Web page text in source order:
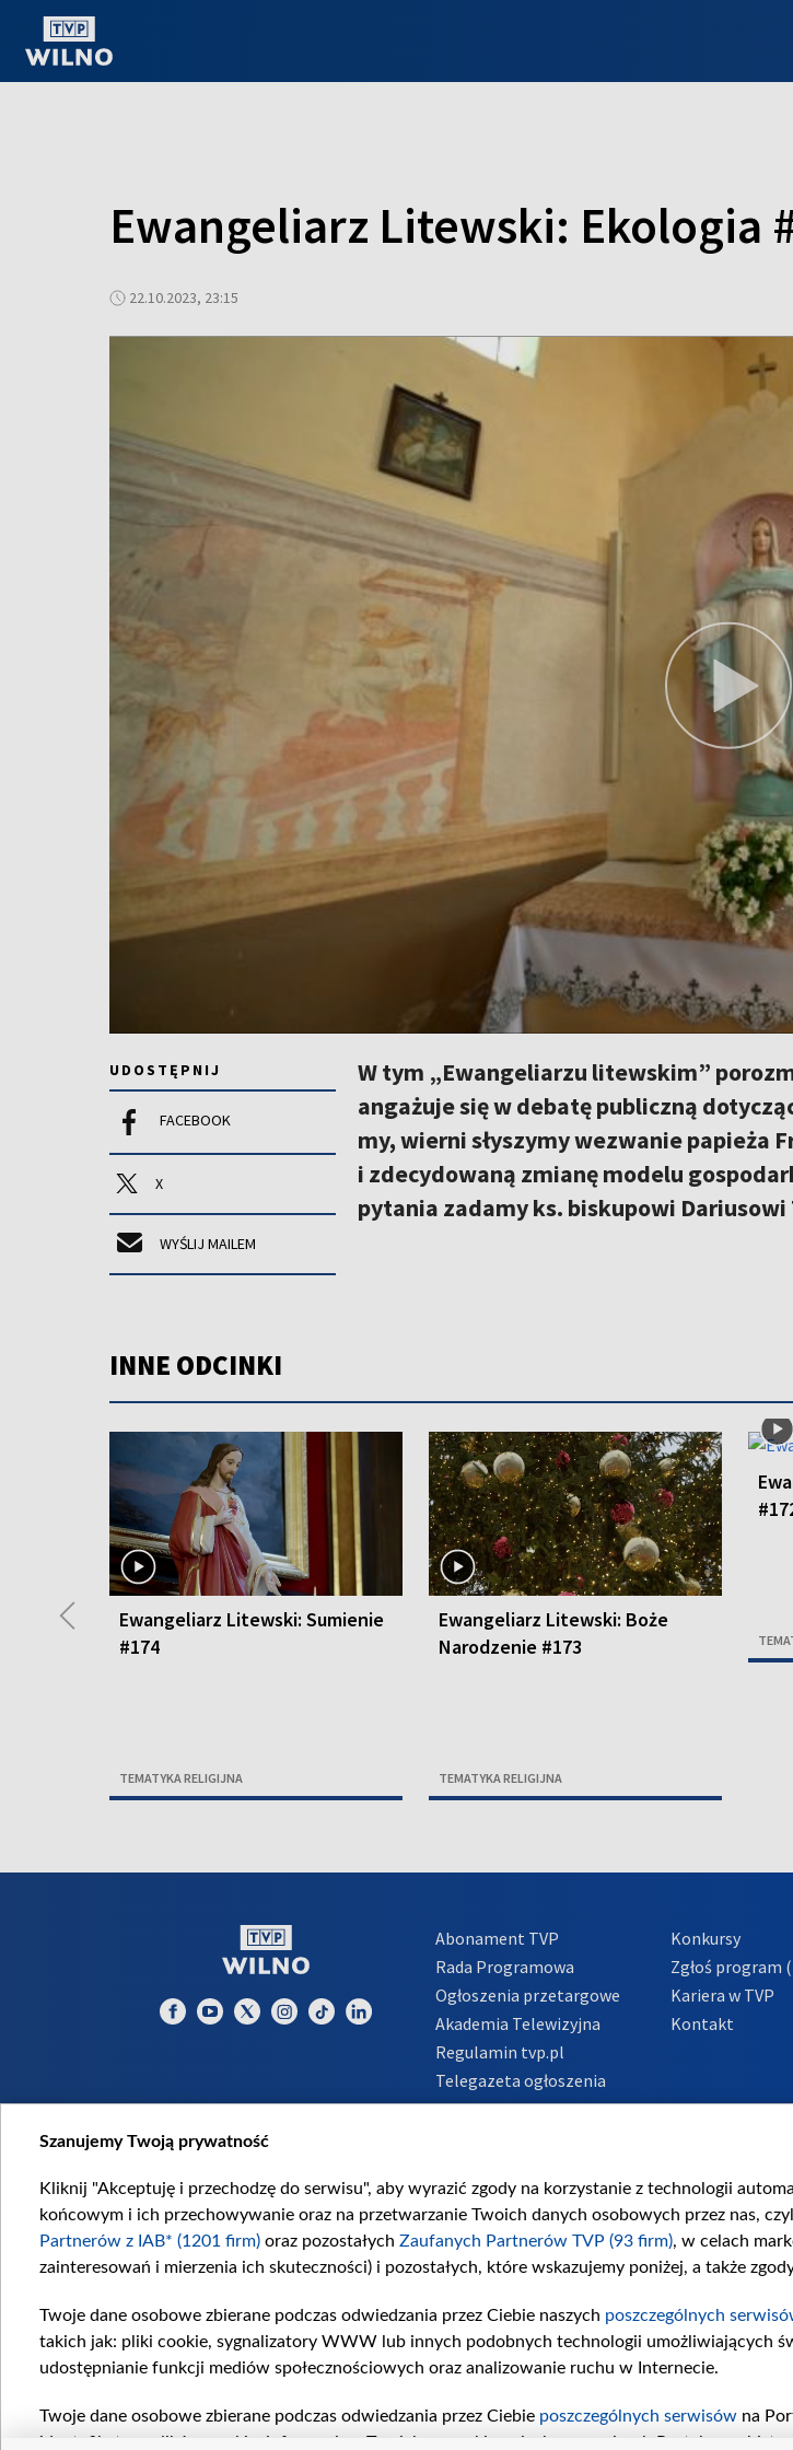
Ewangeliarz Litewski: Ekologia
22.10.2023, 23:15
UDOSTĘPNIJ
FACEBOOK
X
WYŚLIJ MAILEM
W tym „Ewangeliarzu litewskim”
angażuje się w debatę publiczną
my, wierni słyszymy wezwanie papieża
i zdecydowaną zmianę modelu
pytania zadamy ks. biskupowi
INNE ODCINKI
Ewangeliarz Litewski: Sumienie
#174
TEMATYKA RELIGIJNA
Ewangeliarz Litewski: Boże
Narodzenie #173
TEMATYKA RELIGIJNA
◀
Abonament TVP
Rada Programowa
Ogłoszenia przetargowe
Akademia Telewizyjna
Regulamin tvp.pl
Telegazeta ogłoszenia
Informacje o nadawcy
Konkursy
Zgłoś program
Kariera w TVP
Kontakt
Szanujemy Twoją prywatność
Kliknij "Akceptuję i przechodzę do serwisu", aby wyrazić zgody na korzystanie z technologii
końcowym i ich przechowywanie oraz na przetwarzanie Twoich danych osobowych przez nas,
Partnerów z IAB* (1201 firm) oraz pozostałych Zaufanych Partnerów TVP (93 firm), w celach
zainteresowań i mierzenia ich skuteczności) i pozostałych, które wskazujemy poniżej, a także
Twoje dane osobowe zbierane podczas odwiedzania przez Ciebie naszych poszczególnych
takich jak: pliki cookie, sygnalizatory WWW lub innych podobnych technologii umożliwiających
udostępnianie funkcji mediów społecznościowych oraz analizowanie ruchu w Internecie.
Twoje dane osobowe zbierane podczas odwiedzania przez Ciebie poszczególnych serwisów na
identyfikatory plików cookie, informacje o Twoich wyszukiwaniach w serwisach Portalu czy